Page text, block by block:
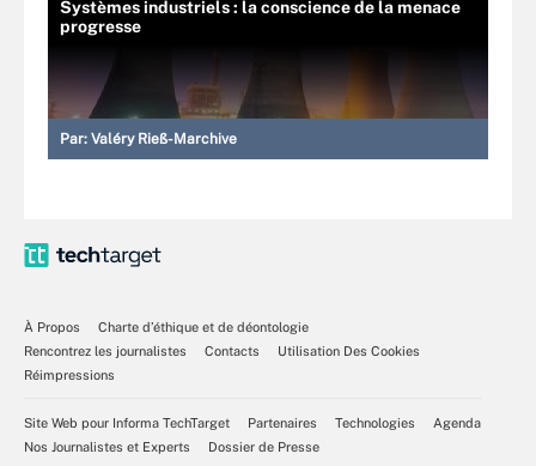
Systèmes industriels : la conscience de la menace
progresse
Par: Valéry Rieß-Marchive
À Propos
Charte d’éthique et de déontologie
Rencontrez les journalistes
Contacts
Utilisation Des Cookies
Réimpressions
Site Web pour Informa TechTarget Partenaires Technologies
Agenda
Nos Journalistes et Experts
Dossier de Presse